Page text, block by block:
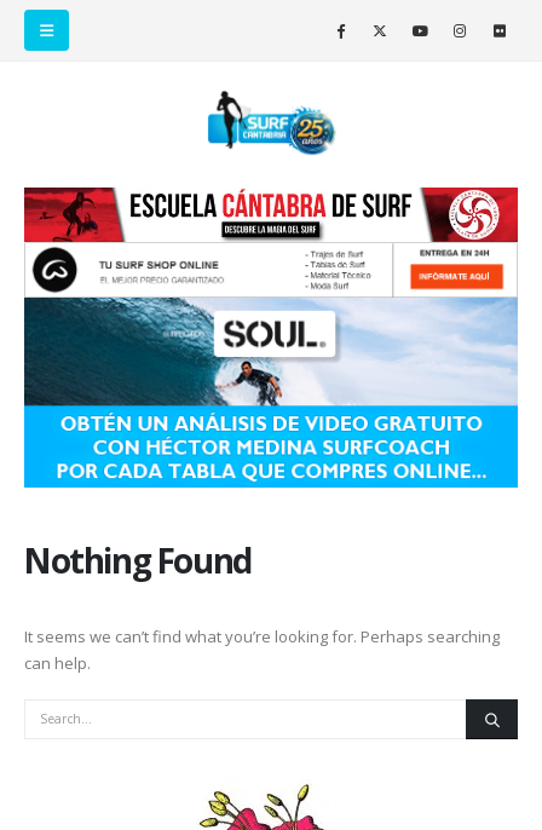
Nothing Found
It seems we can’t find what you’re looking for. Perhaps searching
can help.